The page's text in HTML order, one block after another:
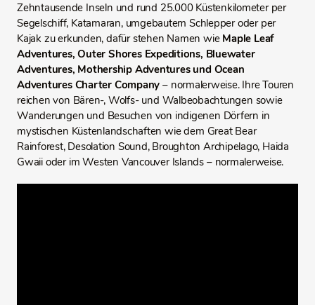
Zehntausende Inseln und rund 25.000 Küstenkilometer per
Segelschiff, Katamaran, umgebautem Schlepper oder per
Kajak zu erkunden, dafür stehen Namen wie Maple Leaf
Adventures, Outer Shores Expeditions, Bluewater
Adventures, Mothership Adventures und Ocean
Adventures Charter Company – normalerweise. Ihre Touren
reichen von Bären-, Wolfs- und Walbeobachtungen sowie
Wanderungen und Besuchen von indigenen Dörfern in
mystischen Küstenlandschaften wie dem Great Bear
Rainforest, Desolation Sound, Broughton Archipelago, Haida
Gwaii oder im Westen Vancouver Islands – normalerweise.